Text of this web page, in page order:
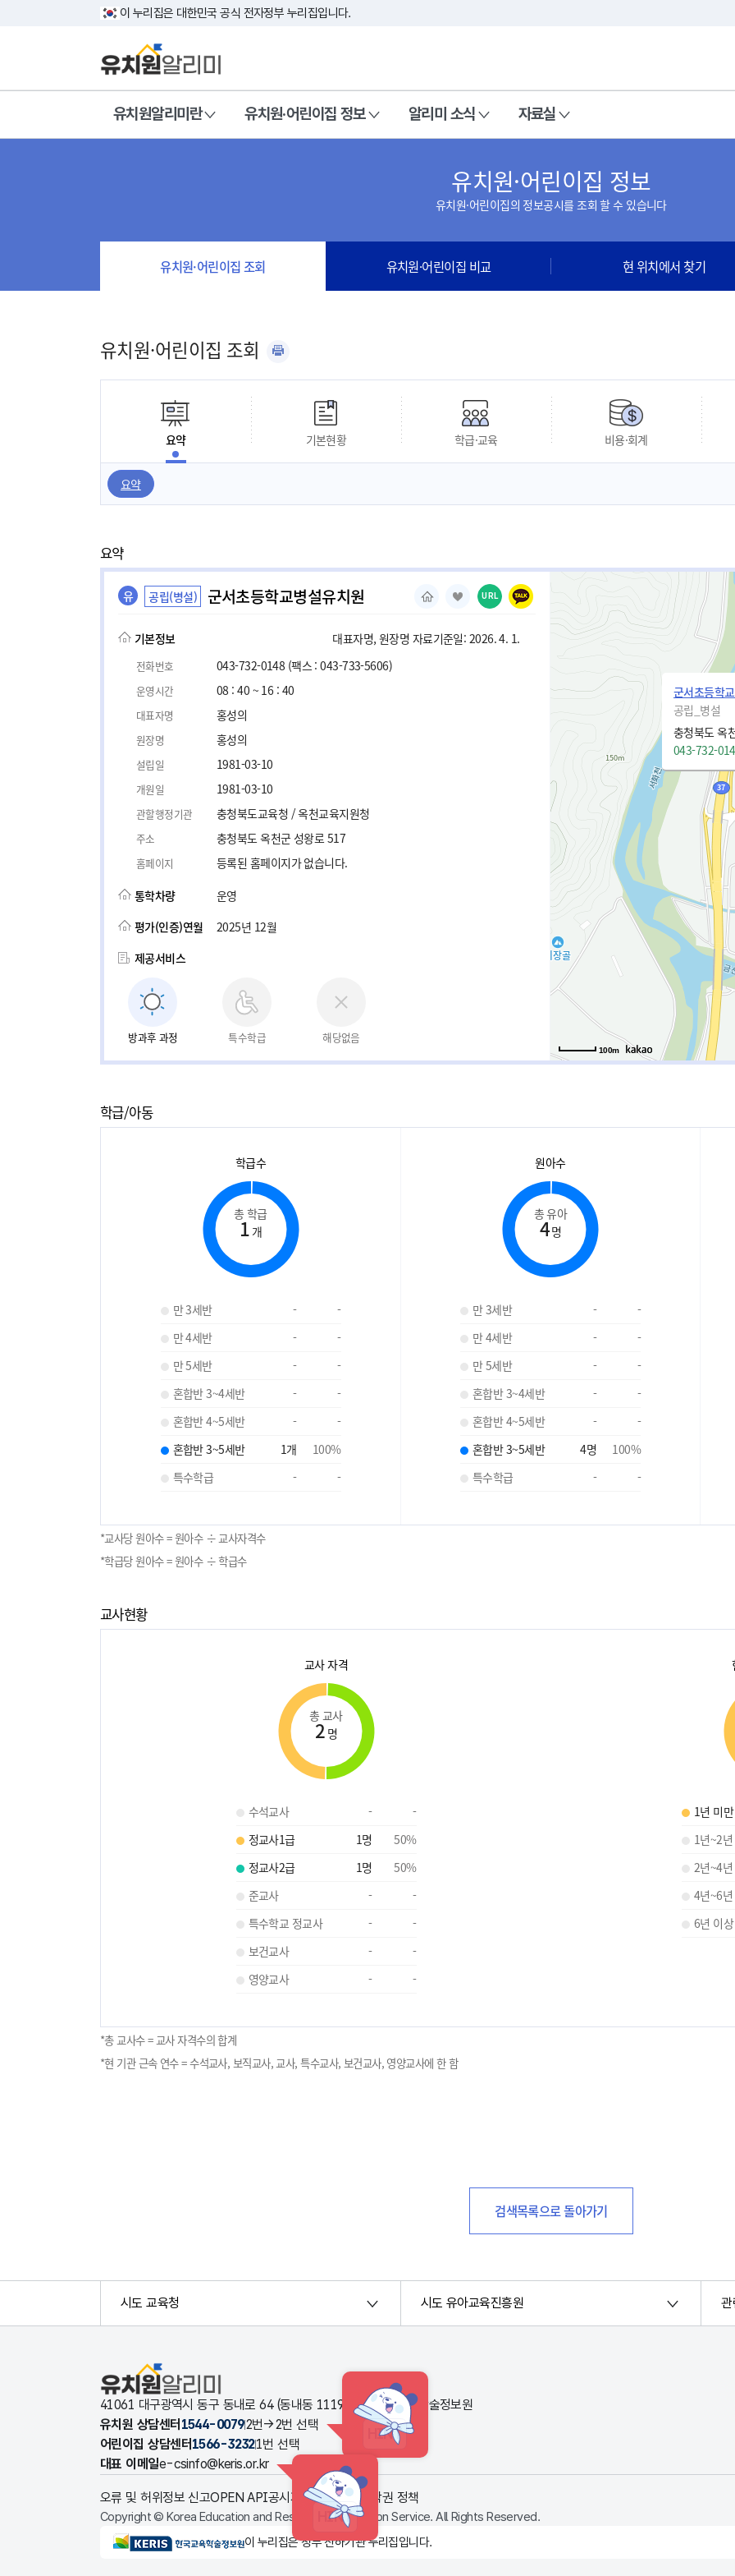
이 누리집은 대한민국 공식 전자정부 누리집입니다.
유치원알리미란 유치원·어린이집 정보 알리미 소식 자료실
유치원·어린이집 정보
유치원·어린이집의 정보공시를 조회 할 수 있습니다
유치원·어린이집 조회 유치원·어린이집 비교 현 위치에서 찾기
유치원·어린이집 조회
요약 기본현황 학급·교육 비용·회계
요약
요약
유 공립(병설) 군서초등학교병설유치원 URL
기본정보 대표자명, 원장명 자료기준일: 2026. 4. 1.
전화번호 043-732-0148 (팩스 : 043-733-5606)
운영시간 08 : 40 ~ 16 : 40
대표자명 홍성의
원장명 홍성의
설립일 1981-03-10
개원일 1981-03-10
관할행정기관 충청북도교육청 / 옥천교육지원청
주소 충청북도 옥천군 성왕로 517
홈페이지
등록된 홈페이지가 없습니다.
통학차량
운영
평가(인증)연월
2025년 12월
제공서비스
방과후 과정 특수학급 해당없음
군서초등학
공립_병설
충청북도 옥
043-732-
100m
학급/아동
학급수
총 학급
1 개
만 3세반 -
-
만 4세반
-
-
만 5세반
-
-
혼합반 3~4세반
-
-
혼합반 4~5세반
-
-
혼합반 3~5세반
1개 100%
특수학급
- -
원아수
총 유아
4명
만 3세반 -
-
만 4세반
-
-
만 5세반
-
-
혼합반 3~4세반
-
-
혼합반 4~5세반
-
-
혼합반 3~5세반
4명 100%
특수학급
- -
*교사당 원아수 = 원아수 ÷ 교사자격수
*학급당 원아수 = 원아수 ÷ 학급수
교사현황
교사 자격
총 교사
2 명
수석교사 -
-
정교사1급
1명 50%
정교사2급
1명 50%
준교사
-
-
특수학교 정교사
-
-
보건교사
-
-
영양교사
- -
1년 미만
1년~2
2년~4
4년~6
6년 이상
*총 교사수 = 교사 자격수의 합계
*현 기관 근속 연수 = 수석교사, 보직교사, 교사, 특수교사, 보건교사, 영양교사에 한 함
검색목록으로 돌아가기
시도 교육청 시도 유아교육진흥원
유치원알리미
41061 대구광역시 동구 동내로 64 (동내동 1119번지) 한국교육학술정보원
유치원 상담센터 1544-00792번→2번 선택
HINT
어린이집 상담센터 1566-32321번 선택
대표 이메일e-csinfo@keris.or.kr
HINT
오류 및 허위정보 신고OPEN API공시자료 다운로드저작권 정책
Copyright © Korea Education and Research Information Service. All Rights Reserved.
KERIS한국교육학술정보원이 누리집은 정부 산하기관 누리집입니다.